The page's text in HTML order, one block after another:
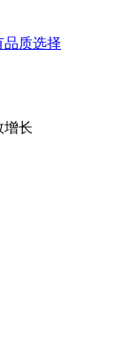
品质选择
增长